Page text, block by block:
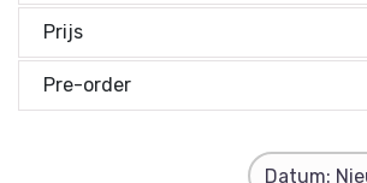
Prijs
Prijs indicatie
Pre-order
Product
Sort content